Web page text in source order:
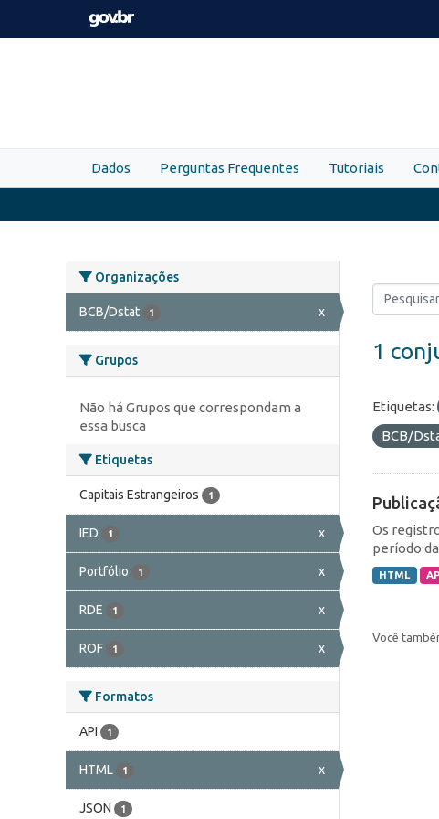
Skip to main content
Dados Perguntas Frequentes Tutoriais
Organizações
BCB/Dstat 1 x
Grupos
Não há Grupos que correspondam a
essa busca
Etiquetas
Capitais Estrangeiros 1
IED 1 x
Portfólio 1 x
RDE 1 x
ROF 1 x
Formatos
API 1
HTML 1 x
JSON 1
1
Etiquetas:
BCB/
Os
período
HTML
Você